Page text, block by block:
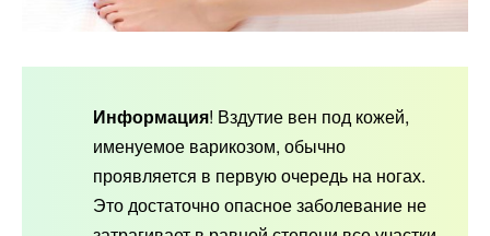
Информация! Вздутие вен под кожей,
именуемое варикозом, обычно
проявляется в первую очередь на ногах.
Это достаточно опасное заболевание не